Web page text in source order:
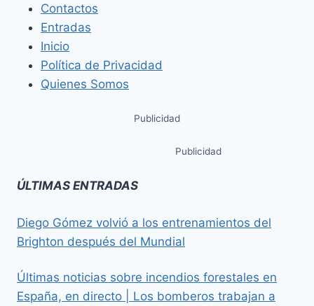
Contactos
Entradas
Inicio
Política de Privacidad
Quienes Somos
Publicidad
Publicidad
ÚLTIMAS ENTRADAS
Diego Gómez volvió a los entrenamientos del
Brighton después del Mundial
Últimas noticias sobre incendios forestales en
España, en directo | Los bomberos trabajan a